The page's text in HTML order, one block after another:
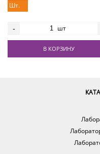
Шт.
- шт
В КОРЗИНУ